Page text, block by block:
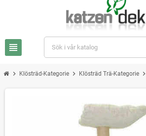
view_headline
chevron_right Klösträd-Kategorie chevron_right Klösträd Trä-Kategorie chevron_right